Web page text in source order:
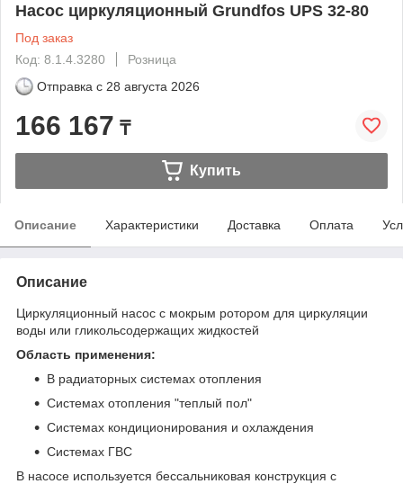
Насос циркуляционный Grundfos UPS 32-80
Под заказ
Код: 8.1.4.3280
Розница
Отправка с 28 августа 2026
166 167 ₸
Купить
Описание Характеристики Доставка Оплата
Описание
Циркуляционный насос с мокрым ротором для циркуляции
воды или гликольсодержащих жидкостей
Область применения:
В радиаторных системах отопления
Системах отопления "теплый пол"
Системах кондиционирования и охлаждения
Системах ГВС
В насосе используется бессальниковая конструкция с